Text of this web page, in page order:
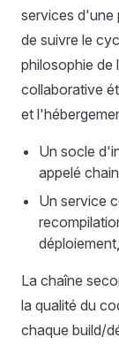
services d'une
de suivre le
philosophie de
collaborative
et
Un socle
appelé
Un service
La chaîne
la qualité du
chaque build/